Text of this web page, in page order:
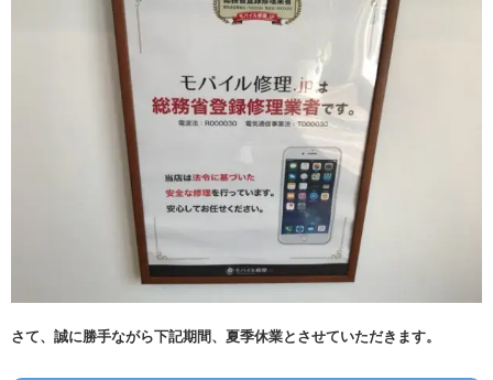
さて、誠に勝手ながら下記期間、夏季休業とさせていただきます。